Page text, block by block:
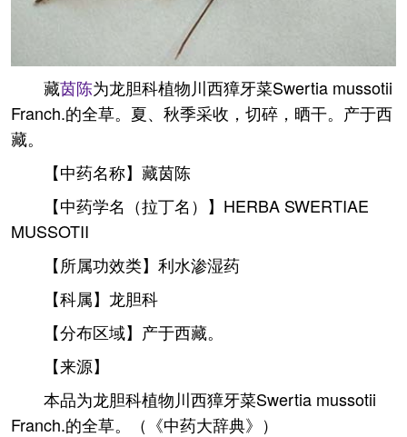
藏茵陈为龙胆科植物川西獐牙菜Swertia mussotii
Franch.的全草。夏、秋季采收，切碎，晒干。产于西
藏。
【中药名称】藏茵陈
【中药学名（拉丁名）】HERBA SWERTIAE
MUSSOTII
【所属功效类】利水渗湿药
【科属】龙胆科
【分布区域】产于西藏。
【来源】
本品为龙胆科植物川西獐牙菜Swertia mussotii
Franch.的全草。（《中药大辞典》）